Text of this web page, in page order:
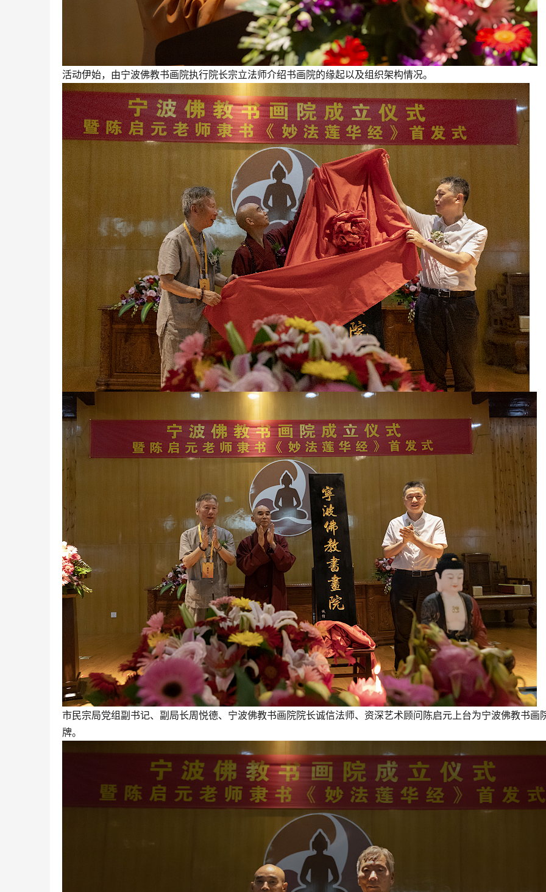
活动伊始，由宁波佛教书画院执行院长宗立法师介绍书画院的缘起以及组织架构情况。
市民宗局党组副书记、副局长周悦德、宁波佛教书画院院长诚信法师、资深艺术顾问陈启元上台为宁波佛教书画
牌。